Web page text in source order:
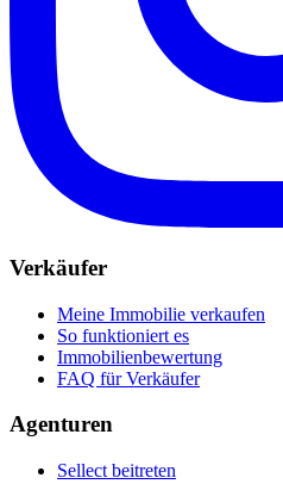
Verkäufer
Meine Immobilie verkaufen
So funktioniert es
Immobilienbewertung
FAQ für Verkäufer
Agenturen
Sellect beitreten